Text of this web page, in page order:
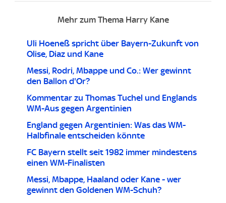
Mehr zum Thema Harry Kane
Uli Hoeneß spricht über Bayern-Zukunft von
Olise, Diaz und Kane
Messi, Rodri, Mbappe und Co.: Wer gewinnt
den Ballon d'Or?
Kommentar zu Thomas Tuchel und Englands
WM-Aus gegen Argentinien
England gegen Argentinien: Was das WM-
Halbfinale entscheiden könnte
FC Bayern stellt seit 1982 immer mindestens
einen WM-Finalisten
Messi, Mbappe, Haaland oder Kane - wer
gewinnt den Goldenen WM-Schuh?